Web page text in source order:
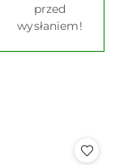
przed
wysłaniem!